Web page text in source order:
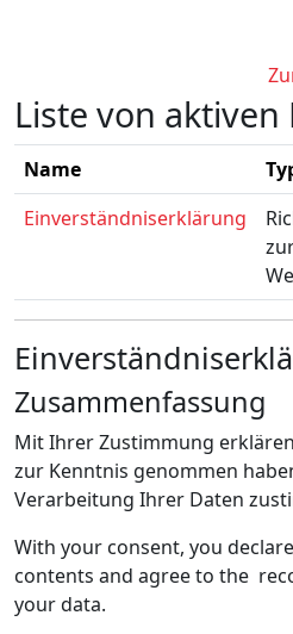
Liste von aktiven
Name
Einverständniserklärung
Zusammenfassung
Mit Ihrer Zustimmung
zur Kenntnis genommen
Verarbeitung Ihrer Daten
With your consent, you
contents and agree to the
your data.